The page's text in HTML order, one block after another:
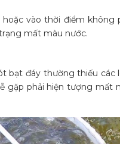
vào thời điểm không
mất màu nước.
bạt đáy thường thiếu các
gặp phải hiện tượng mất